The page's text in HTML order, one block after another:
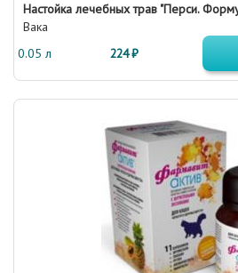
Настойка лечебных трав "Перси.
Вака
0.05 л
224 ₽